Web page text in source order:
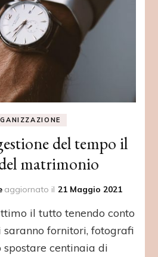
del tempo il
matrimonio
aggiornato il 21 Maggio 2021
il tutto tenendo conto
saranno fornitori, fotografi
centinaia di